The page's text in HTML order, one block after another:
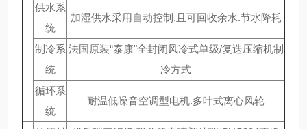
供水系
统
加湿供水采用自动控制.且可回收余水.节水降耗
制冷系
统
法国原装“泰康"全封闭风冷式单级/复迭压缩机制
冷方式
循环系
统
耐温低噪音空调型电机.多叶式离心风轮